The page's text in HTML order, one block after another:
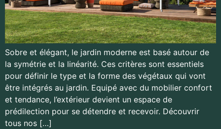
Sobre et élégant, le jardin moderne est basé autour de
la symétrie et la linéarité. Ces critères sont essentiels
pour définir le type et la forme des végétaux qui vont
être intégrés au jardin. Equipé avec du mobilier confort
et tendance, l’extérieur devient un espace de
prédilection pour se détendre et recevoir. Découvrir
tous nos […]